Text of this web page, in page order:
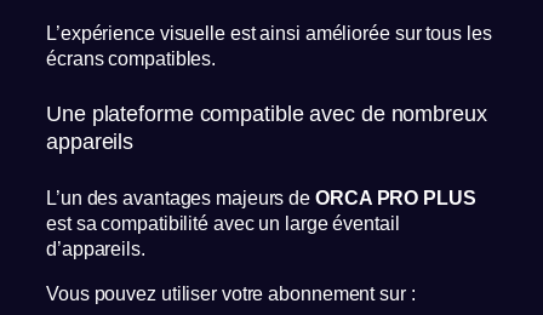
L’expérience visuelle est ainsi améliorée sur tous les
écrans compatibles.
Une plateforme compatible avec de nombreux
appareils
L’un des avantages majeurs de ORCA PRO PLUS
est sa compatibilité avec un large éventail
d’appareils.
Vous pouvez utiliser votre abonnement sur :